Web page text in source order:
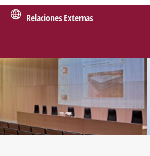
Relaciones Externas